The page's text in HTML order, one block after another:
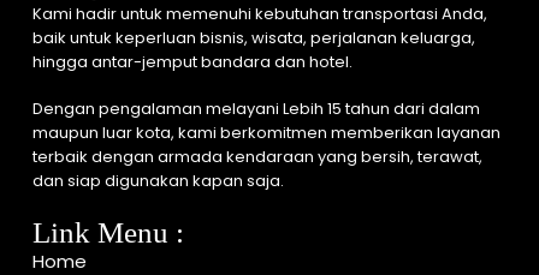
Kami hadir untuk memenuhi kebutuhan transportasi Anda,
baik untuk keperluan bisnis, wisata, perjalanan keluarga,
hingga antar-jemput bandara dan hotel.
Dengan pengalaman melayani Lebih 15 tahun dari dalam
maupun luar kota, kami berkomitmen memberikan layanan
terbaik dengan armada kendaraan yang bersih, terawat,
dan siap digunakan kapan saja.
Link Menu :
Home